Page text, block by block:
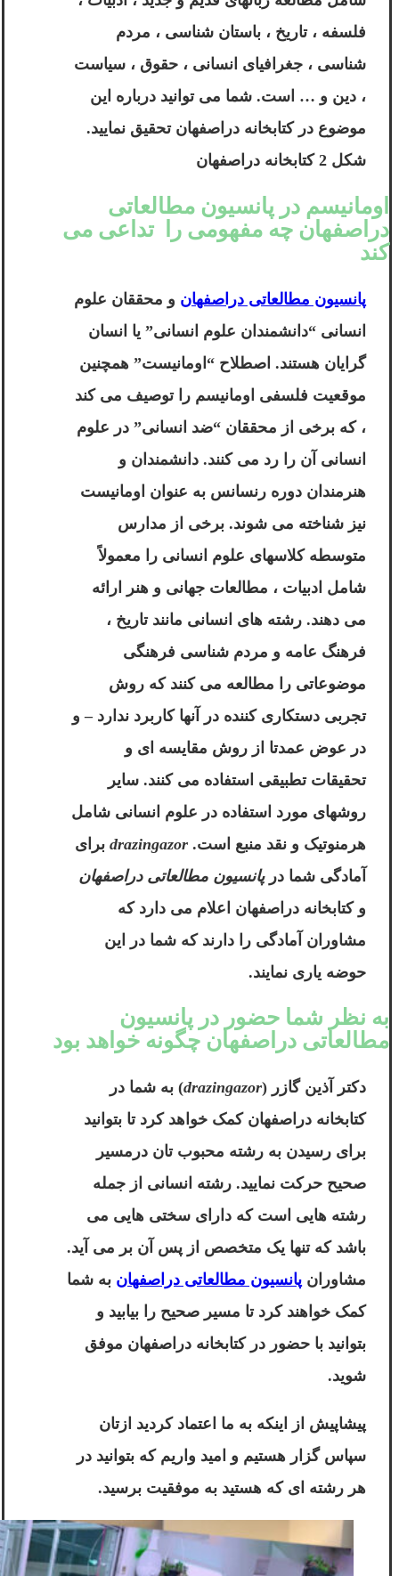
فلسفه ، تاریخ ، باستان شناسی ، مردم
شناسی ، جغرافیای انسانی ، حقوق ، سیاست
، دین و … است. شما می توانید درباره این
موضوع در کتابخانه دراصفهان تحقیق نمایید.
شکل 2 کتابخانه دراصفهان
اومانیسم در پانسیون مطالعاتی
دراصفهان چه مفهومی را تداعی می
کند
پانسیون مطالعاتی دراصفهان و محققان علوم
انسانی “دانشمندان علوم انسانی” یا انسان
گرایان هستند. اصطلاح “اومانیست” همچنین
موقعیت فلسفی اومانیسم را توصیف می کند
، که برخی از محققان “ضد انسانی” در علوم
انسانی آن را رد می کنند. دانشمندان و
هنرمندان دوره رنسانس به عنوان اومانیست
نیز شناخته می شوند. برخی از مدارس
متوسطه کلاسهای علوم انسانی را معمولاً
شامل ادبیات ، مطالعات جهانی و هنر ارائه
می دهند. رشته های انسانی مانند تاریخ ،
فرهنگ عامه و مردم شناسی فرهنگی
موضوعاتی را مطالعه می کنند که روش
تجربی دستکاری کننده در آنها کاربرد ندارد – و
در عوض عمدتا از روش مقایسه ای و
تحقیقات تطبیقی استفاده می کنند. سایر
روشهای مورد استفاده در علوم انسانی شامل
هرمنوتیک و نقد منبع است. drazingazor برای
آمادگی شما درپانسیون مطالعاتی دراصفهان
و کتابخانه دراصفهان اعلام می دارد که
مشاوران آمادگی را دارند که شما در این
حوضه یاری نمایند.
به نظر شما حضور در پانسیون
مطالعاتی دراصفهان چگونه خواهد بود
دکتر آذین گازر (
drazingazor) به شما در
کتابخانه دراصفهان کمک خواهد کرد تا بتوانید
برای رسیدن به رشته محبوب تان درمسیر
صحیح حرکت نمایید. رشته انسانی از جمله
رشته هایی است که دارای سختی هایی می
باشد که تنها یک متخصص از پس آن بر می آید.
مشاوران پانسیون مطالعاتی دراصفهان به شما
کمک خواهند کرد تا مسیر صحیح را بیابید و
بتوانید با حضور در کتابخانه دراصفهان موفق
شوید.
پیشاپیش از اینکه به ما اعتماد کردید ازتان
سپاس گزار هستیم و امید واریم که بتوانید در
هر رشته ای که هستید به موفقیت برسید.